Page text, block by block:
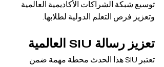
توسيع شبكة الشراكات الأكاديمية العالمية
وتعزيز فرص التعلم الدولية لطلابها.
تعزيز رسالة SIU العالمية
تعتبر SIU هذا الحدث محطة مهمة ضمن